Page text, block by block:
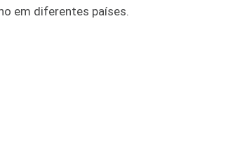
em diferentes países.